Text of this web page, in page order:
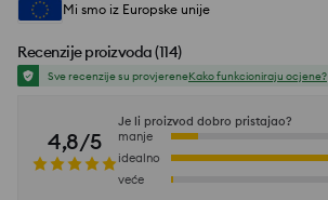
Mi smo iz Europske unije
Recenzije proizvoda(114)
Sve recenzije su provjereneKako funkcioniraju ocjene?
4,8/5
Je li proizvod dobro pristajao?
manje
idealno
veće